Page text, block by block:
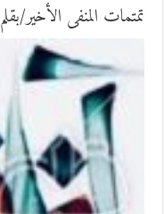
تمتمات المنفى الأخير/